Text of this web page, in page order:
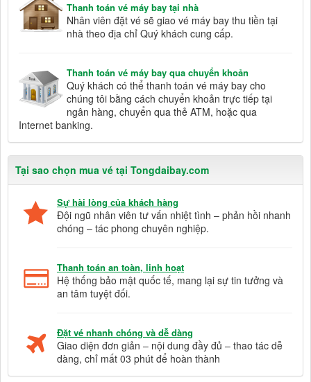
Thanh toán vé máy bay tại nhà
Nhân viên đặt vé sẽ giao vé máy bay thu tiền tại
nhà theo địa chỉ Quý khách cung cấp.
Thanh toán vé máy bay qua chuyển khoản
Quý khách có thể thanh toán vé máy bay cho
chúng tôi bằng cách chuyển khoản trực tiếp tại
ngân hàng, chuyển qua thẻ ATM, hoặc qua
Internet banking.
Tại sao chọn mua vé tại Tongdaibay.com
Sự hài lòng của khách hàng
Đội ngũ nhân viên tư vấn nhiệt tình – phản hồi nhanh
chóng – tác phong chuyên nghiệp.
Thanh toán an toàn, linh hoạt
Hệ thống bảo mật quốc tế, mang lại sự tin tưởng và
an tâm tuyệt đối.
Đặt vé nhanh chóng và dễ dàng
Giao diện đơn giản – nội dung đầy đủ – thao tác dễ
dàng, chỉ mất 03 phút để hoàn thành